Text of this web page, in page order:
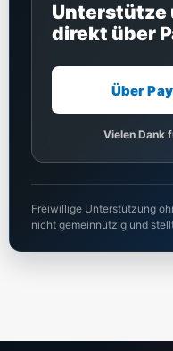
Unterstütze
direkt über
Über
Vielen Dank
Freiwillige Unterstützung
nicht gemeinnützig und